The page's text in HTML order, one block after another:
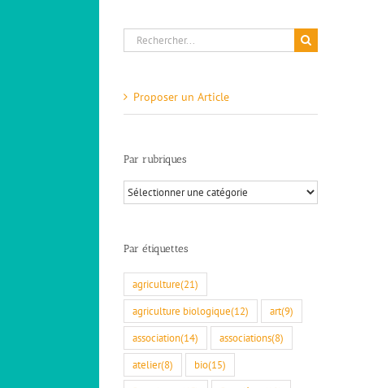
Rechercher:
Proposer un Article
Par rubriques
Par
rubriques
Par étiquettes
agriculture(21)
agriculture biologique(12) art(9)
association(14) associations(8)
atelier(8) bio(15)